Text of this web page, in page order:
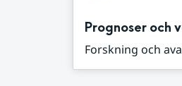
Prognoser och
Forskning och